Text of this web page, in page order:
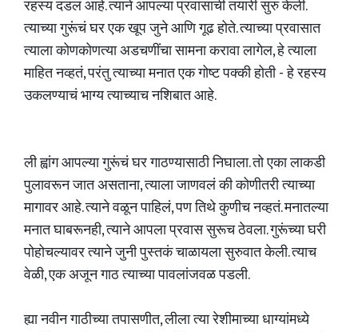
रहस्य दडलं आहे. त्याने आपल्या प्रवासाची तयारी सुरु केली.
त्याच्या गुरूंचं घर एक खूप जुने आणि गूढ होते. त्याच्या प्रवासात
त्याला कोणकोणत्या अडचणींचा सामना करावा लागेल, हे त्याला
माहित नव्हतं, परंतु त्याच्या मनात एक गोष्ट पक्की होती - हे रहस्य
उकलण्याचं भाग्य त्याच्याच नशिबात आहे.
ली ह्वांग आपल्या गुरूंचं घर गाठण्यासाठी निघाला. तो एका लाकडी
पुलावरून जात असताना, त्याला जाणवलं की कोणीतरी त्याच्या
मागावर आहे. त्याने वळून पाहिलं, पण तिथे कुणीच नव्हतं. मनातल्या
मनात घाबरूनही, त्याने आपला प्रवास सुरूच ठेवला. गुरूंच्या घरी
पोहोचल्यावर त्याने जुनी पुस्तकं चाळायला सुरुवात केली. त्याच
वेळी, एक अजून गाठ त्याच्या पावलांजवळ पडली.
ह्या नवीन गाठीच्या तपासणीत, लीला त्या रेशीमाच्या धाग्यांमध्ये